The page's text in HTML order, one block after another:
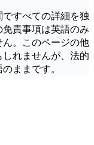
すべての詳細を独
責事項は英語のみ
。このページの他
れませんが、法的
ままです。